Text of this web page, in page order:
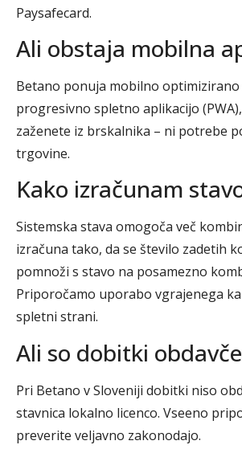
Paysafecard.
Ali obstaja mobilna
Betano ponuja mobilno
progresivno spletno aplikacijo
zaženete iz brskalnika – ni potrebe
trgovine.
Kako izračunam
Sistemska stava omogoča več
izračuna tako, da se število zadetih
pomnoži s stavo na posamezno
Priporočamo uporabo vgrajenega
spletni strani.
Ali so dobitki
Pri Betano v Sloveniji dobitki niso
stavnica lokalno licenco. Vseeno
preverite veljavno zakonodajo.